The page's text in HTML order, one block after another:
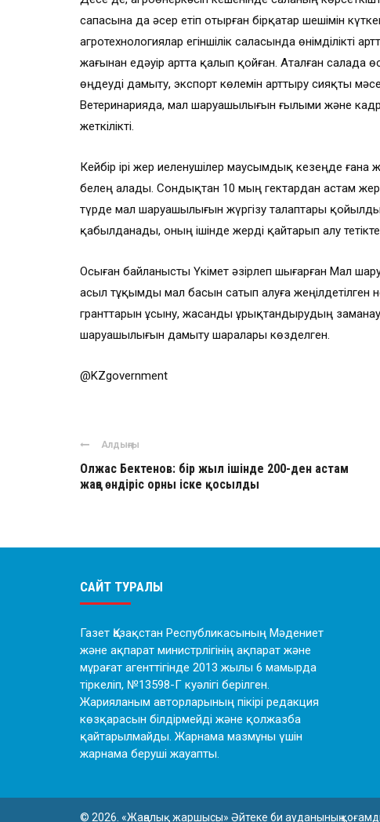
сапасына да әсер етіп отырған бірқатар шешімін
агротехнологиялар егіншілік саласында өнімділікті
жағынан едәуір артта қалып қойған. Аталған салада
өңдеуді дамыту, экспорт көлемін арттыру сияқты
Ветеринарияда, мал шаруашылығын ғылыми және
жеткілікті.
Кейбір ірі жер иеленушілер маусымдық кезеңде
белең алады. Сондықтан 10 мың гектардан астам
түрде мал шаруашылығын жүргізу талаптары
қабылданады, оның ішінде жерді қайтарып алу
Осыған байланысты Үкімет әзірлеп шығарған Мал
асыл тұқымды мал басын сатып алуға жеңілдетілген
гранттарын ұсыну, жасанды ұрықтандырудың
шаруашылығын дамыту шаралары көзделген.
@KZgovernment
Алдыңғы
Олжас Бектенов: бір жыл ішінде 200-ден астам
жаңа өндіріс орны іске қосылды
САЙТ ТУРАЛЫ
Газет Қазақстан Республикасының Мәдениет
және ақпарат министрлігінің ақпарат және
мұрағат агенттігінде 2013 жылы 6 мамырда
тіркеліп, №13598-Г куәлігі берілген.
Жарияланым авторларының пікірі редакция
көзқарасын білдірмейді және қолжазба
қайтарылмайды. Жарнама мазмұны үшін
жарнама беруші жауапты.
© 2026. «Жаңалық жаршысы» Әйтеке би ауданының